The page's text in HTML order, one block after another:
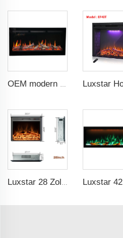
Luxstar 28 Zoll Hochwertiger Elektrischer Kaminschacht-Einbau mit Fernbedienung